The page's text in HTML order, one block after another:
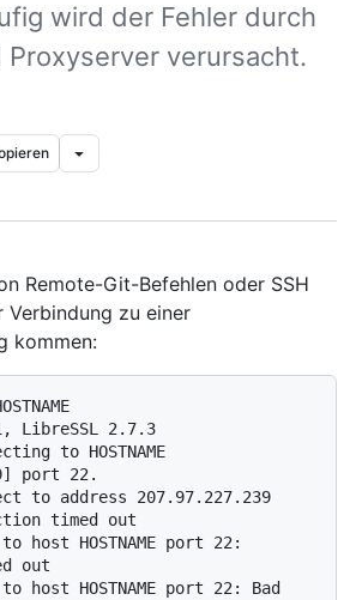
wird der Fehler durch
Proxyserver verursacht.
Remote-Git-Befehlen oder SSH
Verbindung zu einer
kommen:
LibreSSL 2.7.3
to HOSTNAME
port 22.
to address 207.97.227.239
timed out
host HOSTNAME port 22:
out
host HOSTNAME port 22: Bad